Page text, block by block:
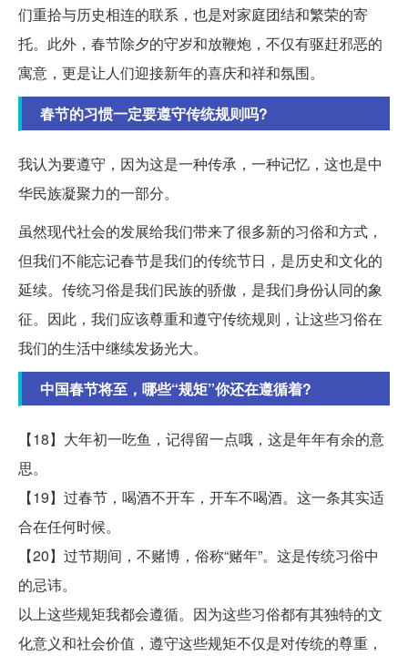
们重拾与历史相连的联系，也是对家庭团结和繁荣的寄
托。此外，春节除夕的守岁和放鞭炮，不仅有驱赶邪恶的
寓意，更是让人们迎接新年的喜庆和祥和氛围。
春节的习惯一定要遵守传统规则吗?
我认为要遵守，因为这是一种传承，一种记忆，这也是中
华民族凝聚力的一部分。
虽然现代社会的发展给我们带来了很多新的习俗和方式，
但我们不能忘记春节是我们的传统节日，是历史和文化的
延续。传统习俗是我们民族的骄傲，是我们身份认同的象
征。因此，我们应该尊重和遵守传统规则，让这些习俗在
我们的生活中继续发扬光大。
中国春节将至，哪些“规矩”你还在遵循着?
【18】大年初一吃鱼，记得留一点哦，这是年年有余的意
思。
【19】过春节，喝酒不开车，开车不喝酒。这一条其实适
合在任何时候。
【20】过节期间，不赌博，俗称“赌年”。这是传统习俗中
的忌讳。
以上这些规矩我都会遵循。因为这些习俗都有其独特的文
化意义和社会价值，遵守这些规矩不仅是对传统的尊重，